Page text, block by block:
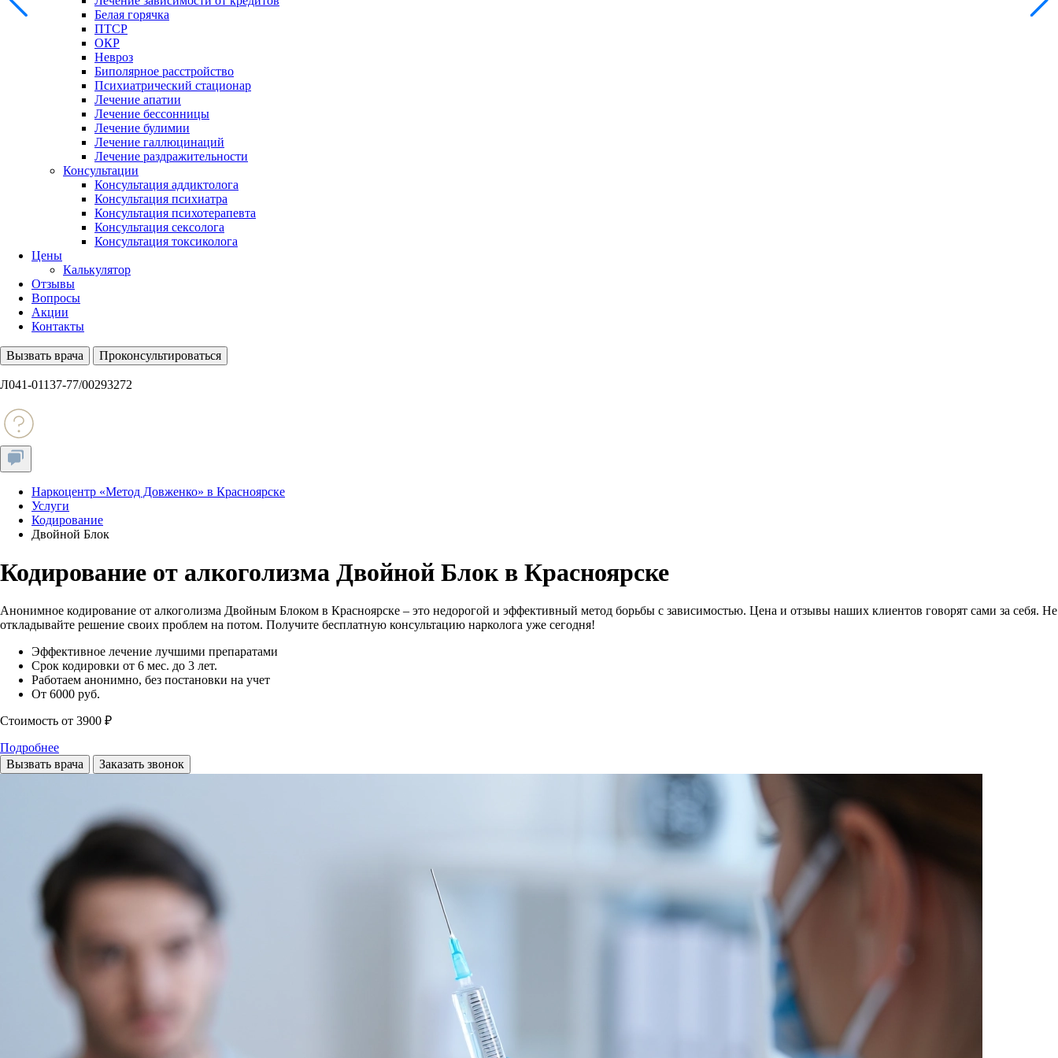
Белая горячка
ПТСР
ОКР
Невроз
Биполярное расстройство
Психиатрический стационар
Лечение апатии
Лечение бессонницы
Лечение булимии
Лечение галлюцинаций
Лечение раздражительности
Консультации
Консультация аддиктолога
Консультация психиатра
Консультация психотерапевта
Консультация сексолога
Консультация токсиколога
Цены
Калькулятор
Отзывы
Вопросы
Акции
Контакты
Вызвать врача Проконсультироваться
Л041-01137-77/00293272
Наркоцентр «Метод Довженко» в Красноярске
Услуги
Кодирование
Двойной Блок
Кодирование от алкоголизма Двойной Блок в Красноярске
Анонимное кодирование от алкоголизма Двойным Блоком в Красноярске – это недорогой и эффективный метод борьбы с зависимостью. Цена и отзывы наших клиентов говорят сами за себя. Не
откладывайте решение своих проблем на потом. Получите бесплатную консультацию нарколога уже сегодня!
Эффективное лечение лучшими препаратами
Срок кодировки от 6 мес. до 3 лет.
Работаем анонимно, без постановки на учет
От 6000 руб.
Стоимость от 3900 ₽
Подробнее
Вызвать врача
Заказать звонок